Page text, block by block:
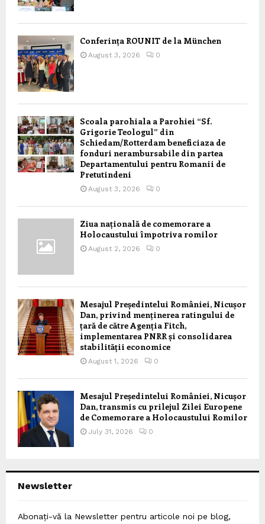
Conferința ROUNIT de la München
August 3, 2026 0
Scoala parohiala a Parohiei “Sf.
Grigorie Teologul” din
Schiedam/Rotterdam beneficiaza de
fonduri nerambursabile din partea
Departamentului pentru Romanii de
Pretutindeni
August 3, 2026 0
Ziua națională de comemorare a
Holocaustului împotriva romilor
August 2, 2026 0
Mesajul Președintelui României, Nicușor
Dan, privind menținerea ratingului de
țară de către Agenția Fitch,
implementarea PNRR și consolidarea
stabilității economice
August 1, 2026 0
Mesajul Președintelui României, Nicușor
Dan, transmis cu prilejul Zilei Europene
de Comemorare a Holocaustului Romilor
July 31, 2026 0
Newsletter
Abonați-vă la Newsletter pentru articole noi pe blog,